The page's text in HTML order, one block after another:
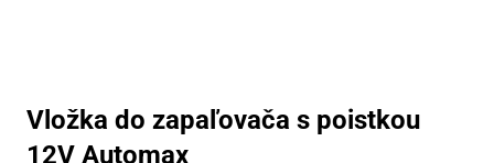
Vložka do zapaľovača s poistkou
12V Automax